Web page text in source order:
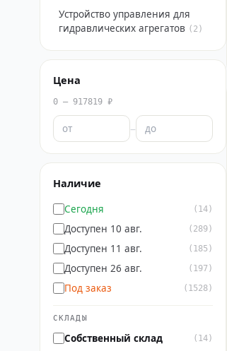
Устройство управления для
гидравлических агрегатов (2)
Цена
0 – 917819 ₽
–
Наличие
Сегодня (14)
Доступен 10 авг. (289)
Доступен 11 авг. (185)
Доступен 26 авг. (197)
Под заказ (1528)
СКЛАДЫ
Собственный склад (14)